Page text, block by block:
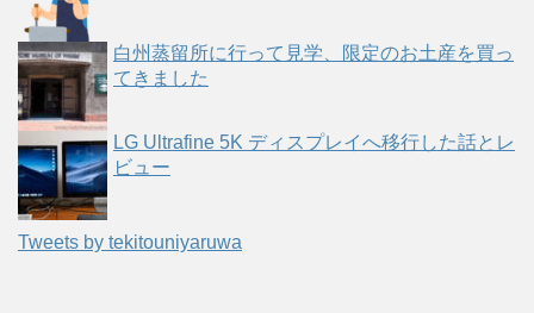
白州蒸留所に行って見学、限定のお土産を買っ
てきました
LG Ultrafine 5K ディスプレイへ移行した話とレ
ビュー
Tweets by tekitouniyaruwa